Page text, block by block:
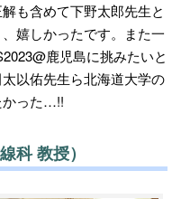
も含めて下野太郎先生と
嬉しかったです。また一
鹿児島に挑みたいと
以佑先生ら北海道大学の
かった…!!
科 教授）